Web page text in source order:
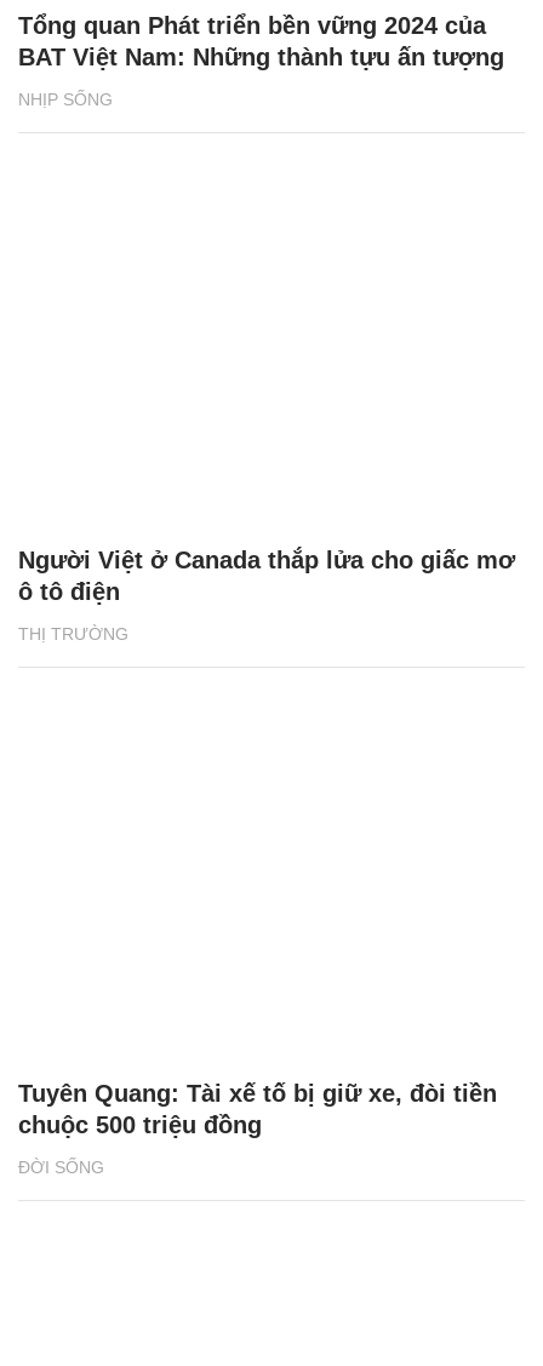
NHỊP SỐNG
Tổng quan Phát triển bền vững 2024 của
BAT Việt Nam: Những thành tựu ấn tượng
THỊ TRƯỜNG
Người Việt ở Canada thắp lửa cho giấc mơ
ô tô điện
ĐỜI SỐNG
Tuyên Quang: Tài xế tố bị giữ xe, đòi tiền
chuộc 500 triệu đồng